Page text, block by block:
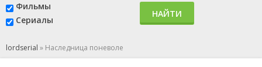
Фильмы
Сериалы
НАЙТИ
lordserial » Наследница поневоле